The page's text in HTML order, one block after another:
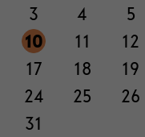
wech­
seln
3
4 5
10
11 12
17
18 19
24
25 26
31